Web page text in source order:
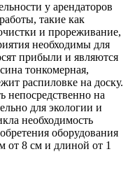
у арендаторов
такие как
и прореживание,
необходимы для
прибыли и являются
тонкомерная,
распиловке на доску.
непосредственно на
для экологии и
необходимость
оборудования
от 8 см и длиной от 1